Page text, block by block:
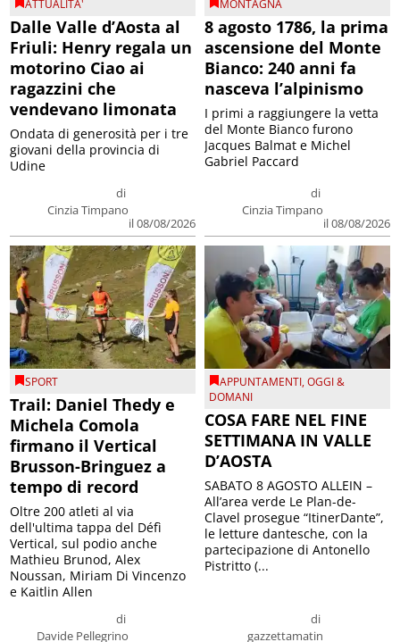
ATTUALITA'
Dalle Valle d’Aosta al
Friuli: Henry regala un
motorino Ciao ai
ragazzini che
vendevano limonata
di
Cinzia Timpano
il 08/08/2026
Ondata di generosità per i tre
giovani della provincia di
Udine
MONTAGNA
8 agosto 1786, la prima
ascensione del Monte
Bianco: 240 anni fa
nasceva l’alpinismo
di
Cinzia Timpano
il 08/08/2026
I primi a raggiungere la vetta
del Monte Bianco furono
Jacques Balmat e Michel
Gabriel Paccard
SPORT
Trail: Daniel Thedy e
Michela Comola
firmano il Vertical
Brusson-Bringuez a
tempo di record
di
Davide Pellegrino
Oltre 200 atleti al via
dell'ultima tappa del Défì
Vertical, sul podio anche
Mathieu Brunod, Alex
Noussan, Miriam Di Vincenzo
e Kaitlin Allen
APPUNTAMENTI,OGGI &
DOMANI
COSA FARE NEL FINE
SETTIMANA IN VALLE
D’AOSTA
di
gazzettamatin
SABATO 8 AGOSTO ALLEIN –
All’area verde Le Plan-de-
Clavel prosegue “ItinerDante”,
le letture dantesche, con la
partecipazione di Antonello
Pistritto (...